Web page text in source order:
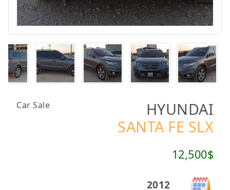
HYUNDAI
Car Sale
SANTA FE SLX
12,500$
2012